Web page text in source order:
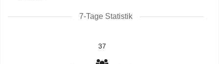
7-Tage Statistik
37